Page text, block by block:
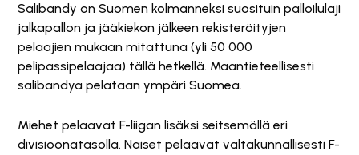
Salibandy on Suomen kolmanneksi suosituin palloilulaji
jalkapallon ja jääkiekon jälkeen rekisteröityjen
pelaajien mukaan mitattuna (yli 50 000
pelipassipelaajaa) tällä hetkellä. Maantieteellisesti
salibandya pelataan ympäri Suomea.
Miehet pelaavat F-liigan lisäksi seitsemällä eri
divisioonatasolla. Naiset pelaavat valtakunnallisesti F-